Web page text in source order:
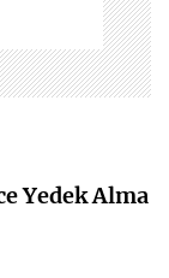
Yedek Alma